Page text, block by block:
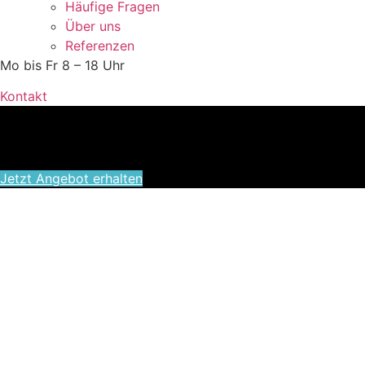
Häufige Fragen
Über uns
Referenzen
Mo bis Fr 8 – 18 Uhr
Kontakt
Jetzt Angebot erhalten